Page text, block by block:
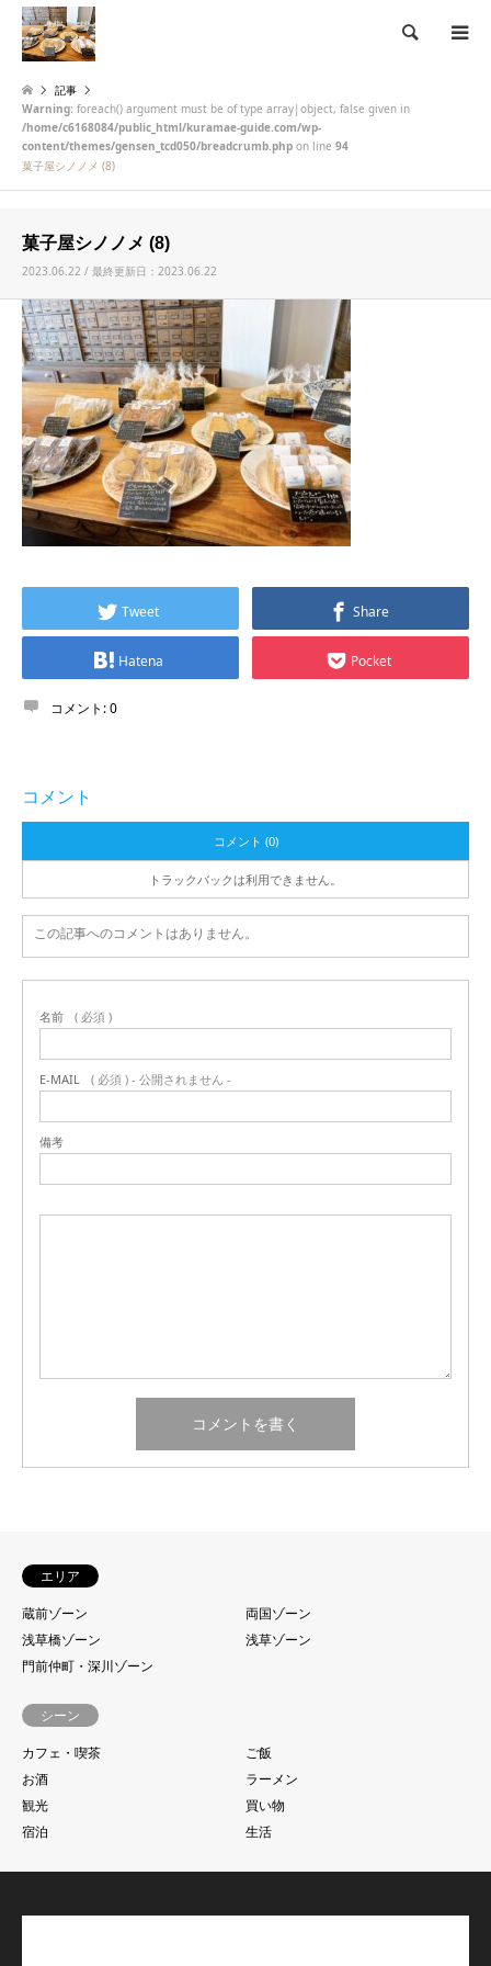
検索
記事
Warning: foreach() argument must be of type array|object, false given in
/home/c6168084/public_html/kuramae-guide.com/wp-
content/themes/gensen_tcd050/breadcrumb.php on line 94
菓子屋シノノメ (8)
菓子屋シノノメ (8)
2023.06.22 / 最終更新日：2023.06.22
Tweet Share
Hatena Pocket
コメント:0
コメント
コメント (0)
トラックバックは利用できません。
この記事へのコメントはありません。
名前 ( 必須 )
E-MAIL ( 必須 ) - 公開されません -
備考
エリア
蔵前ゾーン
両国ゾーン
浅草橋ゾーン
浅草ゾーン
門前仲町・深川ゾーン
シーン
カフェ・喫茶
ご飯
お酒
ラーメン
観光
買い物
宿泊
生活